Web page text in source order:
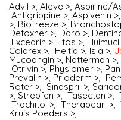
Advil >,Aleve >,Aspirine/
Antigrippine >,Aspivenin >
>, Biofreeze >,
Detoxner >, Daro >,
Excedrin >, Etos >,
Coldrex >, Heltiq >, Isla >,
Mucoangin >, Natterman >,
Otrivin >, Physiomer >,
Prevalin >, Prioderm >,
Roter >, Sinaspril >,
>, Strepfen >,Tasectan >,
Trachitol >,Therapearl >,
Kruis Poeders >,